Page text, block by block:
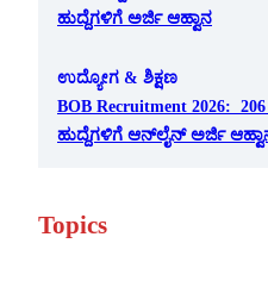
ಹುದ್ದೆಗಳಿಗೆ ಅರ್ಜಿ ಆಹ್ವಾನ
ಉದ್ಯೋಗ & ಶಿಕ್ಷಣ
BOB Recruitment 2026:
ಹುದ್ದೆಗಳಿಗೆ ಆನ್‌ಲೈನ್ ಅರ್ಜಿ
Topics